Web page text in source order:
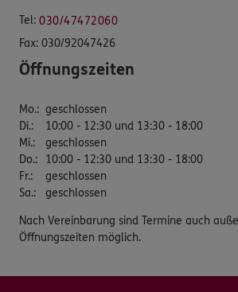
Tel: 030/47472060
Fax: 030/92047426
Öffnungszeiten
Mo.: geschlossen
Di.:
10:00 - 12:30 und 13:30 - 18:00
Mi.:
geschlossen
Do.:
10:00 - 12:30 und 13:30 - 18:00
Fr.:
geschlossen
Sa.: geschlossen
Nach Vereinbarung sind Termine auch
Öffnungszeiten möglich.